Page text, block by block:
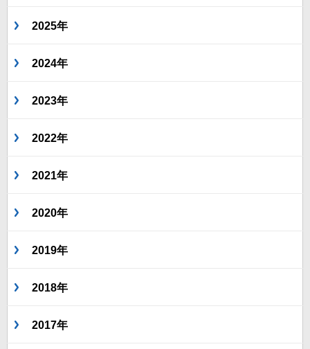
2025年
2024年
2023年
2022年
2021年
2020年
2019年
2018年
2017年